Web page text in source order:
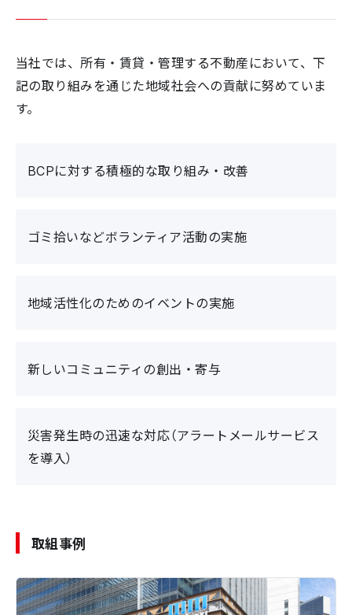
当社では、所有・賃貸・管理する不動産において、下
記の取り組みを通じた地域社会への貢献に努めていま
す。
BCPに対する積極的な取り組み・改善
ゴミ拾いなどボランティア活動の実施
地域活性化のためのイベントの実施
新しいコミュニティの創出・寄与
災害発生時の迅速な対応（アラートメールサービス
を導入）
取組事例